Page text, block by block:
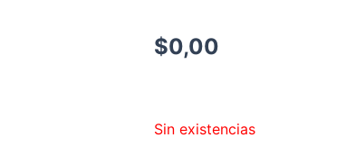
$0,00
Sin existencias